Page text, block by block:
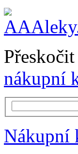
Přeskočit
nákupní
Nákupní